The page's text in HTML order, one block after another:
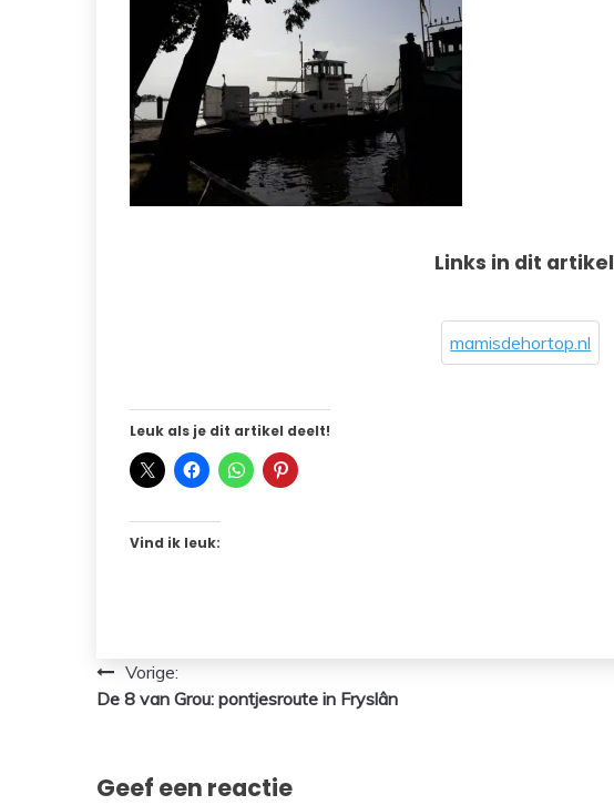
Links in dit artikel
mamisdehortop.nl
Leuk als je dit artikel deelt!
Vind ik leuk:
Bericht
navigatie
Vorige:
De 8 van Grou: pontjesroute in Fryslân
Geef een reactie